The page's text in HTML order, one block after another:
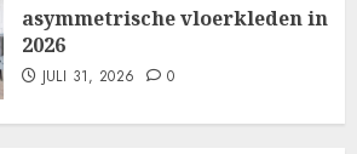
asymmetrische vloerkleden in
2026
JULI 31, 2026 0